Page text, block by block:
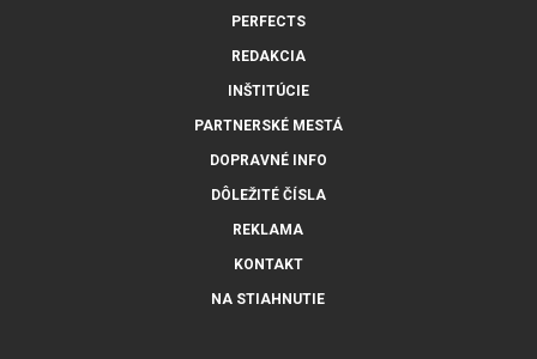
PERFECTS
REDAKCIA
INŠTITÚCIE
PARTNERSKÉ MESTÁ
DOPRAVNÉ INFO
DÔLEŽITÉ ČÍSLA
REKLAMA
KONTAKT
NA STIAHNUTIE